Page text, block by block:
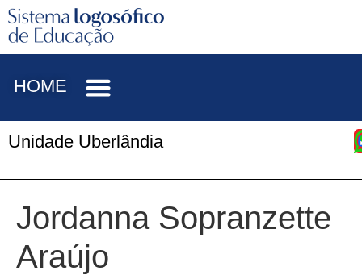
HOME
Unidade Uberlândia
Jordanna Sopranzette
Araújo